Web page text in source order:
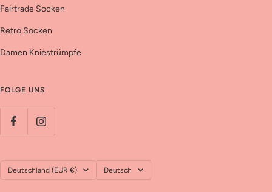
Fairtrade Socken
Retro Socken
Damen Kniestrümpfe
FOLGE UNS
Land/Region
Deutschland (EUR €) Sprache
Deutsch